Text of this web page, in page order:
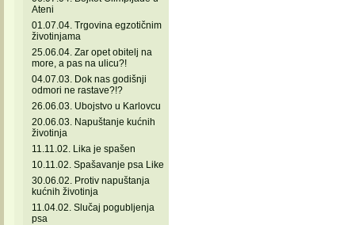
Ateni
01.07.04. Trgovina egzotičnim
životinjama
25.06.04. Zar opet obitelj na
more, a pas na ulicu?!
04.07.03. Dok nas godišnji
odmori ne rastave?!?
26.06.03. Ubojstvo u Karlovcu
20.06.03. Napuštanje kućnih
životinja
11.11.02. Lika je spašen
10.11.02. Spašavanje psa Like
30.06.02. Protiv napuštanja
kućnih životinja
11.04.02. Slučaj pogubljenja
psa